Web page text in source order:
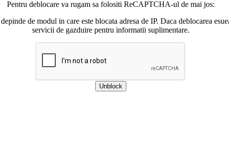
Pentru deblocare va rugam sa folositi ReCAPTCHA-ul de mai jos:
de modul in care este blocata adresa de IP. Daca deblocarea
servicii de gazduire pentru informatii suplimentare.